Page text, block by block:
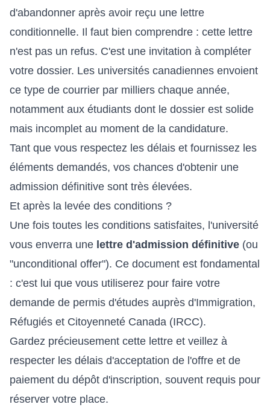
d'abandonner après avoir reçu une lettre
conditionnelle. Il faut bien comprendre : cette lettre
n'est pas un refus. C'est une invitation à compléter
votre dossier. Les universités canadiennes envoient
ce type de courrier par milliers chaque année,
notamment aux étudiants dont le dossier est solide
mais incomplet au moment de la candidature.
Tant que vous respectez les délais et fournissez les
éléments demandés, vos chances d'obtenir une
admission définitive sont très élevées.
Et après la levée des conditions ?
Une fois toutes les conditions satisfaites, l'université
vous enverra une lettre d'admission définitive (ou
"unconditional offer"). Ce document est fondamental
: c'est lui que vous utiliserez pour faire votre
demande de permis d'études auprès d'Immigration,
Réfugiés et Citoyenneté Canada (IRCC).
Gardez précieusement cette lettre et veillez à
respecter les délais d'acceptation de l'offre et de
paiement du dépôt d'inscription, souvent requis pour
réserver votre place.